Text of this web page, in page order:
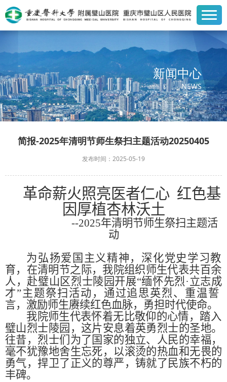
新闻中心
NEWS
简报-2025年清明节师生祭扫主题活动20250405
发布时间：2025-05-19
革命薪火照亮医者仁心 红色基
因厚植杏林沃土
--2025年清明节师生祭扫 主题活
动
为弘扬爱国主义精神，深化党史学习教
育，在清明节之际， 我院组织师生代表共百余
人，赴璧山区烈士陵园开展“缅怀先烈·立志成
才”主题祭扫 活动，通过追思英烈、重温誓
言，激励师生赓续红色血脉，勇担时代使命。
我院师生代表怀着无比敬仰的心情， 踏入
璧山烈士陵园，这片安息着英勇烈士的圣地。
往昔，烈士们为了国家的独立、人民的幸福，
毫不犹豫地舍生忘死，以滚烫的热血和无畏的
勇气，捍卫了正义的尊严，铸就了民族不朽的
丰碑。